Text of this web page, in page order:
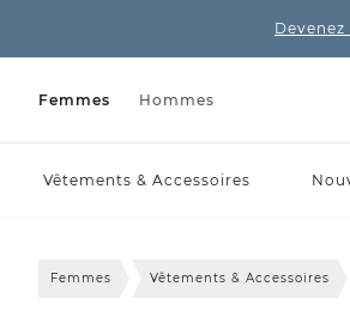
Femmes Hommes
Vêtements & Accessoires
Femmes Vêtements & Accessoires